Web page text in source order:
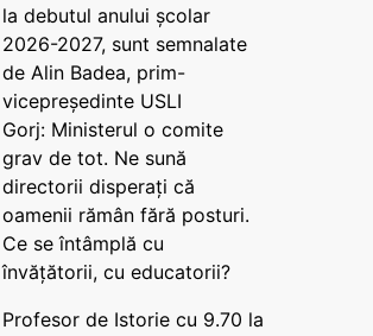
la debutul anului școlar
2026-2027, sunt semnalate
de Alin Badea, prim-
vicepreședinte USLI
Gorj: Ministerul o comite
grav de tot. Ne sună
directorii disperați că
oamenii rămân fără posturi.
Ce se întâmplă cu
învățătorii, cu educatorii?
Profesor de Istorie cu 9.70 la